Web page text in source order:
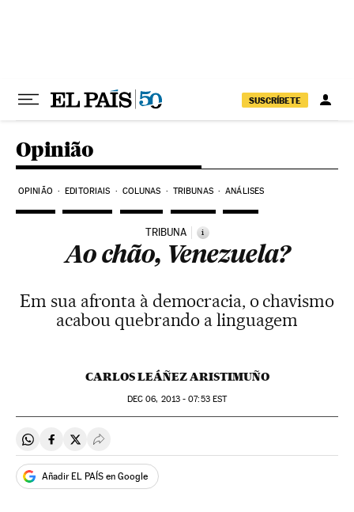
SUSCRÍBETE
Opinião
OPINIÃO EDITORIAIS COLUNAS TRIBUNAS ANÁLISES
TRIBUNA i
Ao chão, Venezuela?
Em sua afronta à democracia, o chavismo
acabou quebrando a linguagem
CARLOS LEÁÑEZ ARISTIMUÑO
DEC 06, 2013 - 07:53EST
Compartir en Whatsapp
Compartir en Facebook
Compartir en Twitter
Desplegar Redes Sociales
Añadir EL PAÍS en Google